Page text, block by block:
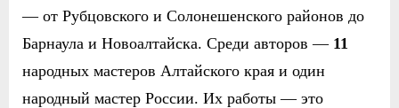
— от Рубцовского и Солонешенского районов до
Барнаула и Новоалтайска. Среди авторов — 11
народных мастеров Алтайского края и один
народный мастер России. Их работы — это